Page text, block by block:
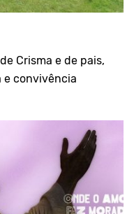
Crisma e de pais,
e convivência